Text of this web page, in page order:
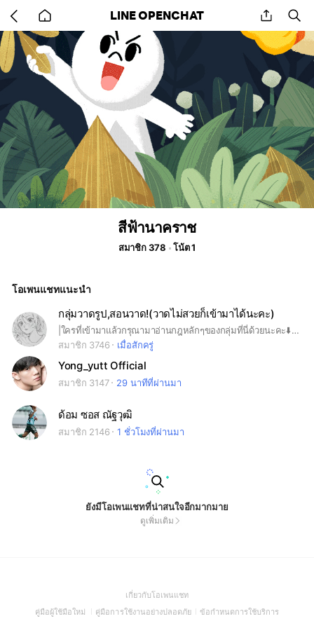
back
to
home
LINE OPENCHAT share
สีฟ้านาคราช
สมาชิก 378 โน้ต 1
โอเพนแชทแนะนำ
กลุ่มวาดรูป,สอนวาด!(วาดไม่สวยก็เข้ามาได้นะคะ)
|ใครที่เข้ามาแล้วกรุณามาอ่านกฎหลักๆของกลุ่มที่นี่ด้วยนะคะ⬇️ 1.ห้ามทะเลาะกัน,พิมพ์คำหยาบ 2.ห้ามสแปมเพราะอาจทำให้บางคนรำคาญจนเกิดการทะเลาะกัน 3.ห้ามส่งลิงก์18+,เว็บพนันหรือเรื่องที่เกี่ยวกับการเงินยกเว้นลิงก์เพลงต่างๆ,ผลงานวาดรูปบนแอพต่างๆ 4.ห้ามก๊อปงานคนอื่นแล้วมาอ้างว่าเป็นของตน ***ถ้าใครเจอกรุณาแจ้งแอดมิน,เจ้าของกลุ่มโดยการ@แอดมาน้าถ้าใครไม่มีไฟในการวาดรูปพวกเราพร้อมจะให้กำลังใจ,ซัพพอร์ตให้คำแนะนำกำลังใจแล้วก็พลังบวกที่ดีต่อทุกๆคนแล้วถ้าใครที่วาดรูปไม่สวยเดี๋ยวจะสร้างห้องอีกห้องเพื่อเป็นการสอนอนาโตมี่หรือลงสีต่างๆลงเงาที่ตนอยาก แล้วถ้ามีสีลงเงาก็จะเอามาแชร์เอามาแจกเพื่อนๆทุกคนน้า❤️
สมาชิก 3746
เมื่อสักครู่
Yong_yutt Official
สมาชิก 3147 29 นาทีที่ผ่านมา
ด้อม ซอส ณัฐวุฒิ
สมาชิก 2146 1 ชั่วโมงที่ผ่านมา
ยังมีโอเพนแชทที่น่าสนใจอีกมากมาย
ดูเพิ่มเติม
เกี่ยวกับโอเพนแชท(Open
in
คู่มือผู้ใช้มือใหม่
(Open
คู่มือการใช้งานอย่างปลอดภัย(Open
ข้อกำหนดการใช้บริการ(Open